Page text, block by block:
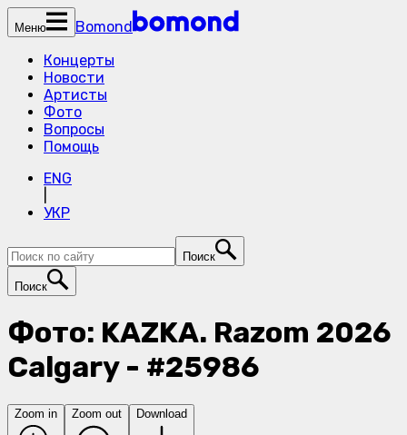
Меню
Bomond
Концерты
Новости
Артисты
Фото
Вопросы
Помощь
ENG
УКР
Поиск
Поиск
Фото: KAZKA. Razom 2026
Calgary - #25986
Zoom in Zoom out Download